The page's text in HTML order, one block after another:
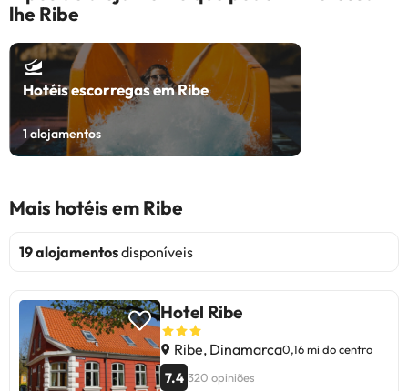
lhe Ribe
Hotéis escorregas em Ribe
1 alojamentos
Mais hotéis em Ribe
19 alojamentosdisponíveis
Hotel Ribe
Ribe, Dinamarca0,16 mi do centro
7.4 320 opiniões